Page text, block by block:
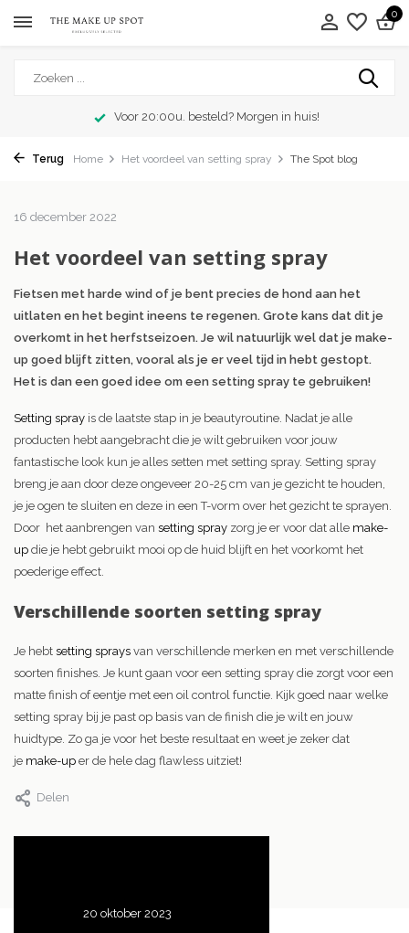
0
Exclusieve merken
Terug Home Het voordeel van setting spray The Spot blog
16 december 2022
Het voordeel van setting spray
Fietsen met harde wind of je bent precies de hond aan het
uitlaten en het begint ineens te regenen. Grote kans dat dit je
overkomt in het herfstseizoen. Je wil natuurlijk wel dat je make-
up goed blijft zitten, vooral als je er veel tijd in hebt gestopt.
Het is dan een goed idee om een setting spray te gebruiken!
Setting spray is de laatste stap in je beautyroutine. Nadat je alle
producten hebt aangebracht die je wilt gebruiken voor jouw
fantastische look kun je alles setten met setting spray. Setting spray
breng je aan door deze ongeveer 20-25 cm van je gezicht te houden,
je je ogen te sluiten en deze in een T-vorm over het gezicht te sprayen.
Door het aanbrengen van setting spray zorg je er voor dat alle make-
up die je hebt gebruikt mooi op de huid blijft en het voorkomt het
poederige effect.
Verschillende soorten setting spray
Je hebt setting sprays van verschillende merken en met verschillende
soorten finishes. Je kunt gaan voor een setting spray die zorgt voor een
matte finish of eentje met een oil control functie. Kijk goed naar welke
setting spray bij je past op basis van de finish die je wilt en jouw
huidtype. Zo ga je voor het beste resultaat en weet je zeker dat
je make-up er de hele dag flawless uitziet!
Delen
20 oktober 2023